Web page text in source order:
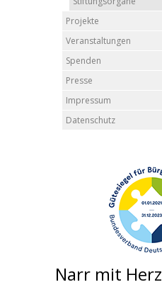
Projekte
Veranstaltungen
Spenden
Presse
Impressum
Datenschutz
Narr mit Herz